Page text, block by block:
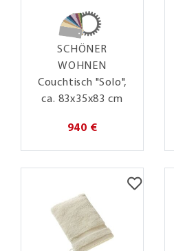
SCHÖNER
WOHNEN
Couchtisch "Solo",
ca. 83x35x83 cm
940 €